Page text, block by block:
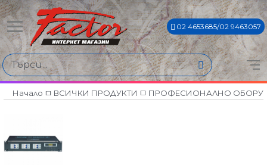
02 4653685/02 9463057
Начало ВСИЧКИ ПРОДУКТИ ПРОФЕСИОНАЛНО